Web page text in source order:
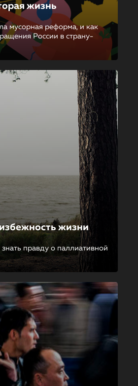
жизнь
мусорная реформа, и как
России в страну-
жизни
правду о паллиативной